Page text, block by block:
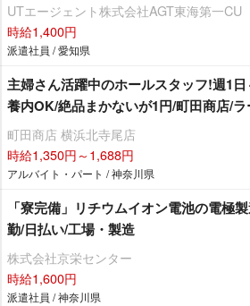
UTエージェント株式会社AGT東海第一CU
時給1,400円
派遣社員 / 愛知県
主婦さん活躍中のホールスタッフ!週1
養内OK/絶品まかないが1円/町田商店/
町田商店 横浜北寺尾店
時給1,350円～1,688円
アルバイト・パート / 神奈川県
「寮完備」リチウムイオン電池の電極
勤/日払い/工場・製造
株式会社京栄センター
時給1,600円
派遣社員 / 神奈川県